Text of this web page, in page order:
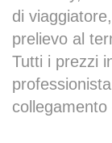
di
prelievo al
Tutti i prezzi